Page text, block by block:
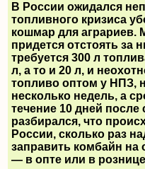
В России ожидался
топливного кризиса
кошмар для аграриев.
придется отстоять за
требуется 300 л
л, а то и 20 л, и
топливо оптом у НПЗ,
несколько недель, а
течение 10 дней
разбирался, что
России, сколько раз
заправить комбайн на
— в опте или в рознице